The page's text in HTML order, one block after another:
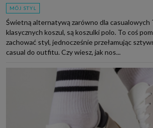
MÓJ STYL
Świetną alternatywą zarówno dla casualowych
klasycznych koszul, są koszulki polo. To coś
zachować styl, jednocześnie przełamując
casual do outfitu. Czy wiesz, jak nos...